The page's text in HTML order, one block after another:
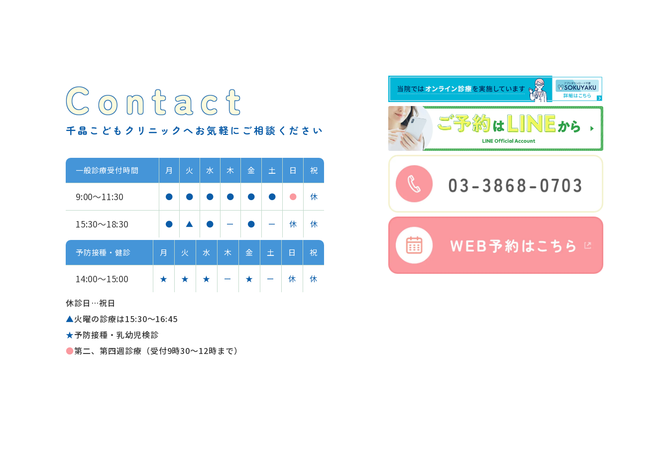
Contact
千晶こどもクリニックへお気軽に ご相談ください
一般診療受付時間 月 火 水 木 金 土 日 祝
9:00～11:30 ● ● ● ● ● ● ● 休
15:30～18:30 ● ▲ ● ー ● ー 休 休
予防接種・健診 月 火 水 木 金 土 日 祝
14:00～15:00 ★ ★ ★ ー ★ ー 休 休
休診日…祝日
▲火曜の診療は15:30〜16:45
★予防接種・乳幼児検診
●第二、第四週診療（受付9時30～12時まで）